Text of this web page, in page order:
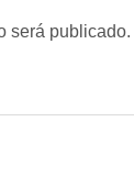
será publicado.